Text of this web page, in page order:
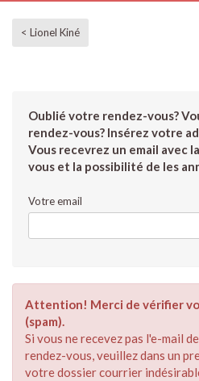
< Lionel Kiné
Oublié votre rendez-vous?
rendez-vous? Insérez votre
Vous recevrez un email avec
vous et la possibilité de les
Votre email
Attention! Merci de vérifier
(spam).
Si vous ne recevez pas l'e-mail
rendez-vous, veuillez dans un
votre dossier courrier